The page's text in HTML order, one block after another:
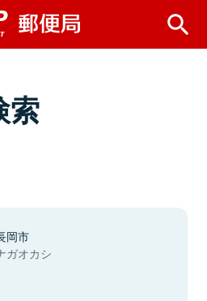
索
岡市
ガオカシ